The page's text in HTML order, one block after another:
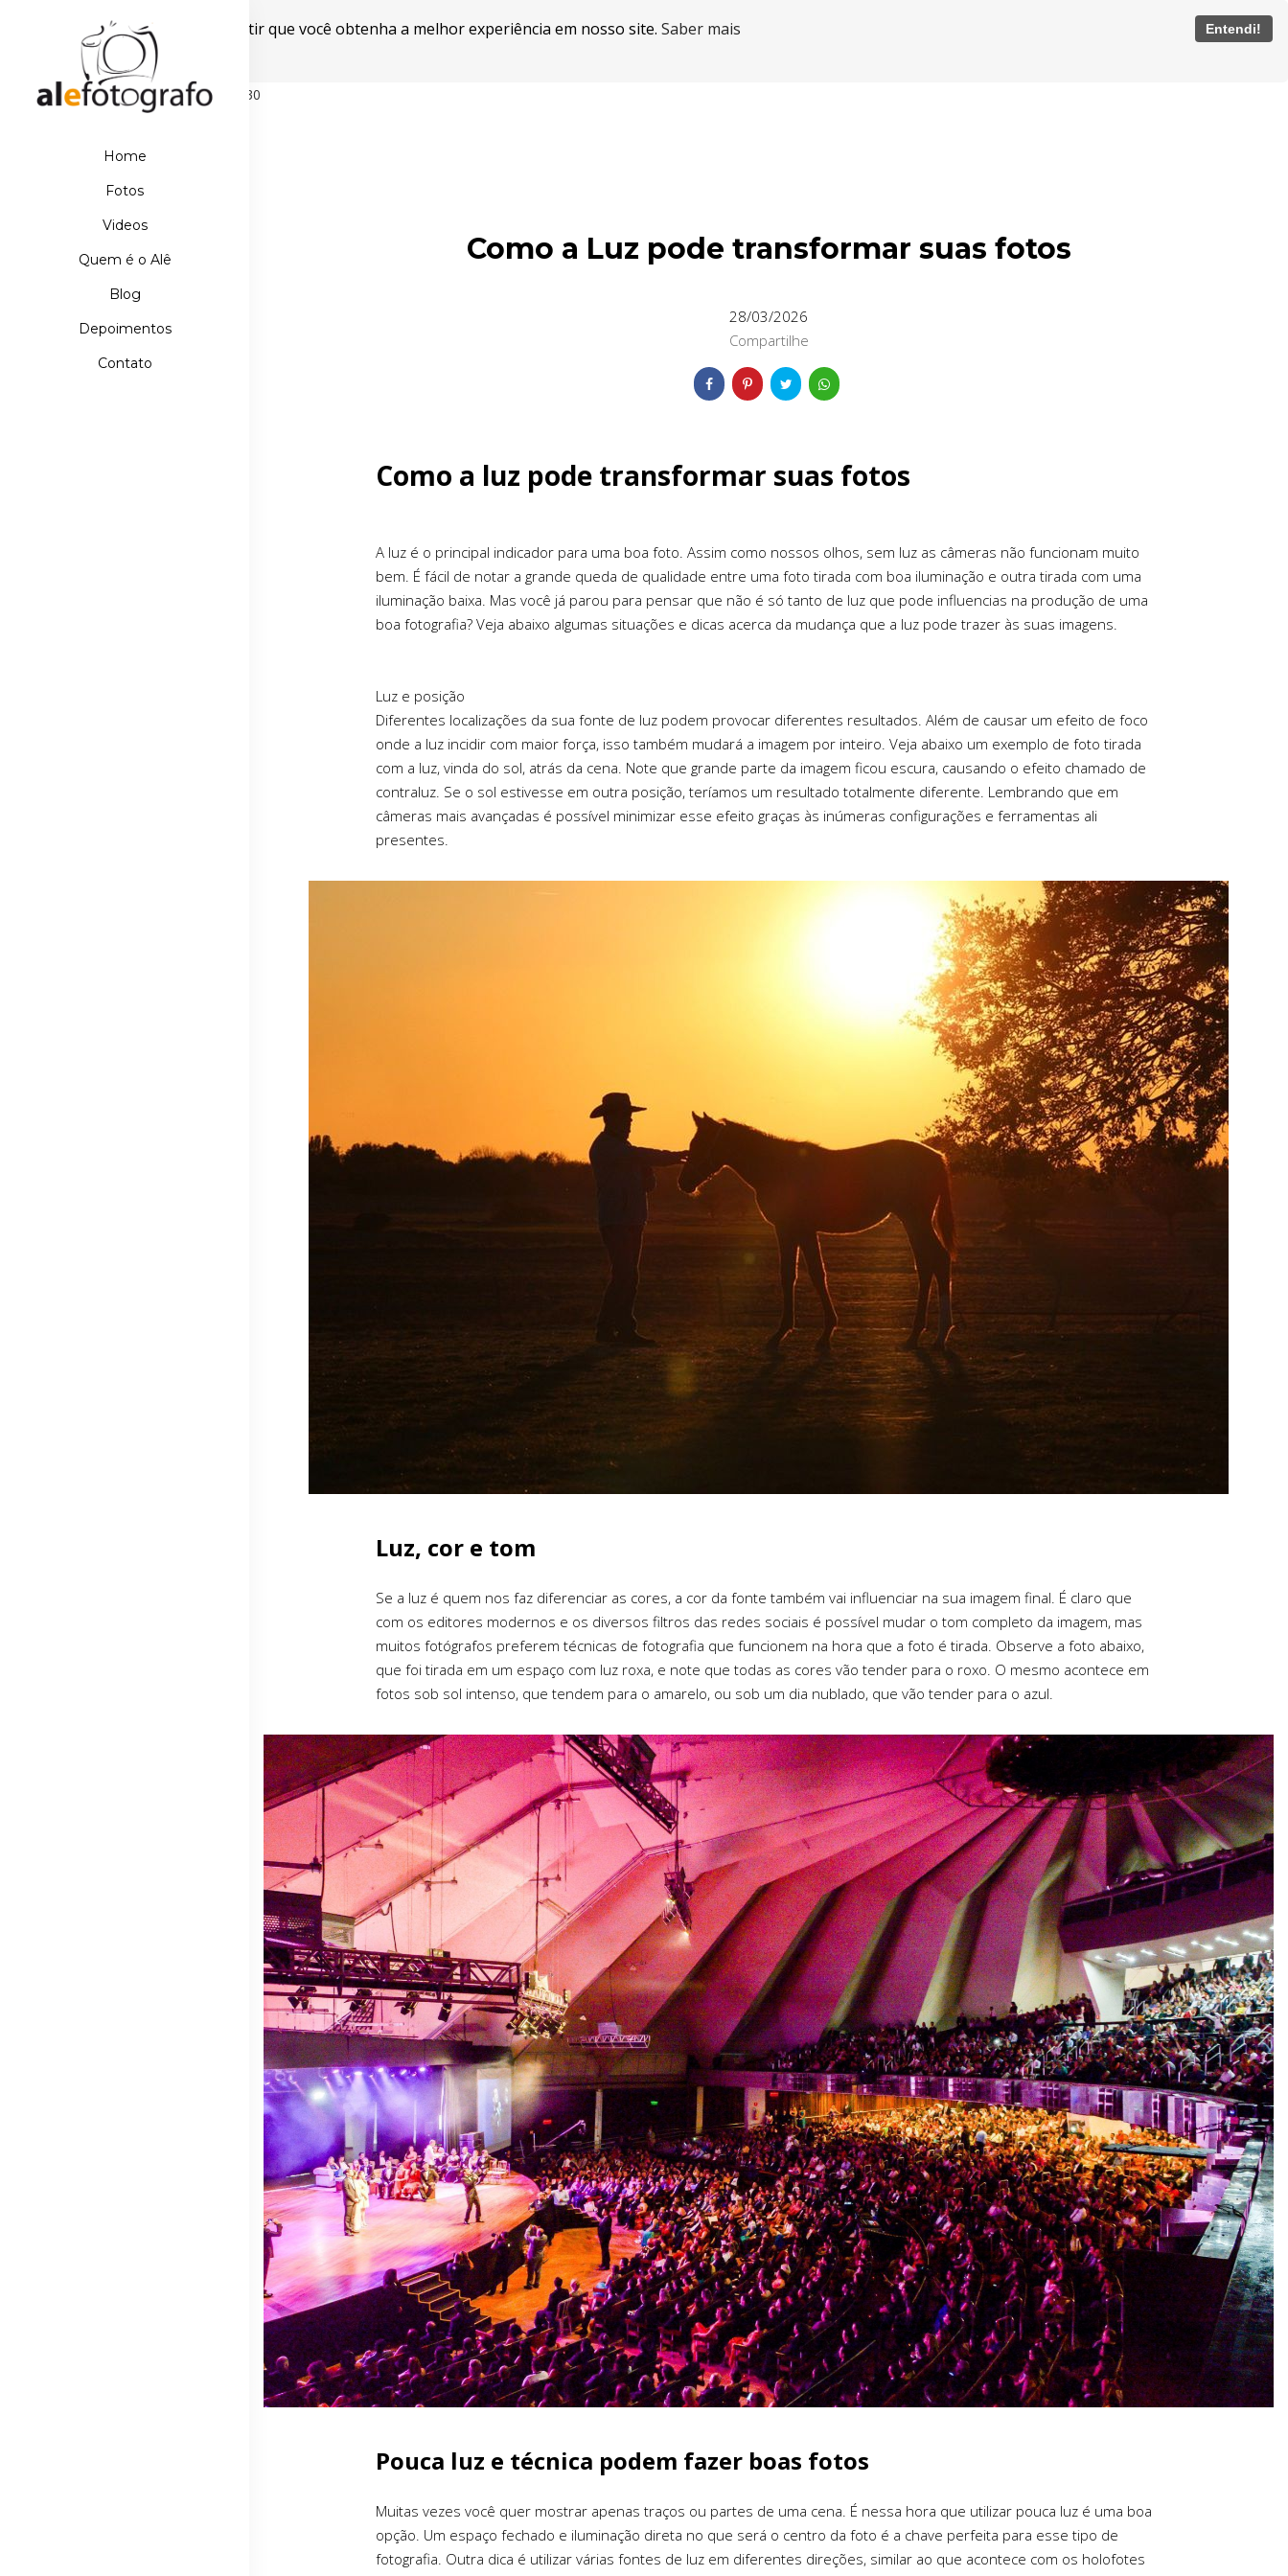
Este site usa cookies para garantir que você obtenha a melhor experiência em nosso site. Saber mais Entendi!
Powered by WebsitePolicies
498D39E21DB110067AA42A42EBDE5630
Home
Fotos
Videos
Quem é o Alê
Blog
Depoimentos
Contato
Como a Luz pode transformar suas fotos
28/03/2026
Compartilhe
Como a luz pode transformar suas fotos
A luz é o principal indicador para uma boa foto. Assim como nossos olhos, sem luz as câmeras não funcionam muito
bem. É fácil de notar a grande queda de qualidade entre uma foto tirada com boa iluminação e outra tirada com uma
iluminação baixa. Mas você já parou para pensar que não é só tanto de luz que pode influencias na produção de uma
boa fotografia? Veja abaixo algumas situações e dicas acerca da mudança que a luz pode trazer às suas imagens.
Luz e posição
Diferentes localizações da sua fonte de luz podem provocar diferentes resultados. Além de causar um efeito de foco
onde a luz incidir com maior força, isso também mudará a imagem por inteiro. Veja abaixo um exemplo de foto tirada
com a luz, vinda do sol, atrás da cena. Note que grande parte da imagem ficou escura, causando o efeito chamado de
contraluz. Se o sol estivesse em outra posição, teríamos um resultado totalmente diferente. Lembrando que em
câmeras mais avançadas é possível minimizar esse efeito graças às inúmeras configurações e ferramentas ali
presentes.
Luz, cor e tom
Se a luz é quem nos faz diferenciar as cores, a cor da fonte também vai influenciar na sua imagem final. É claro que
com os editores modernos e os diversos filtros das redes sociais é possível mudar o tom completo da imagem, mas
muitos fotógrafos preferem técnicas de fotografia que funcionem na hora que a foto é tirada. Observe a foto abaixo,
que foi tirada em um espaço com luz roxa, e note que todas as cores vão tender para o roxo. O mesmo acontece em
fotos sob sol intenso, que tendem para o amarelo, ou sob um dia nublado, que vão tender para o azul.
Pouca luz e técnica podem fazer boas fotos
Muitas vezes você quer mostrar apenas traços ou partes de uma cena. É nessa hora que utilizar pouca luz é uma boa
opção. Um espaço fechado e iluminação direta no que será o centro da foto é a chave perfeita para esse tipo de
fotografia. Outra dica é utilizar várias fontes de luz em diferentes direções, similar ao que acontece com os holofotes